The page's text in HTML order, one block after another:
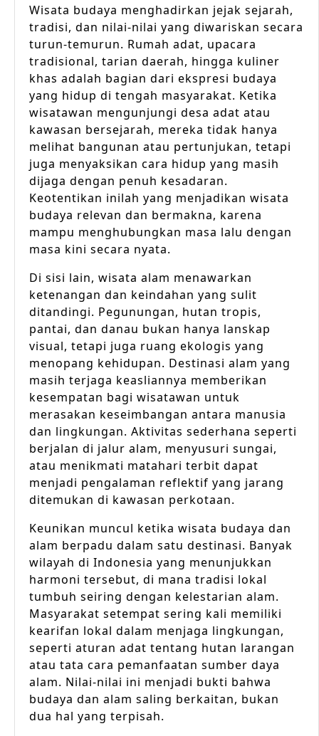
Wisata budaya menghadirkan jejak sejarah,
tradisi, dan nilai-nilai yang diwariskan secara
turun-temurun. Rumah adat, upacara
tradisional, tarian daerah, hingga kuliner
khas adalah bagian dari ekspresi budaya
yang hidup di tengah masyarakat. Ketika
wisatawan mengunjungi desa adat atau
kawasan bersejarah, mereka tidak hanya
melihat bangunan atau pertunjukan, tetapi
juga menyaksikan cara hidup yang masih
dijaga dengan penuh kesadaran.
Keotentikan inilah yang menjadikan wisata
budaya relevan dan bermakna, karena
mampu menghubungkan masa lalu dengan
masa kini secara nyata.
Di sisi lain, wisata alam menawarkan
ketenangan dan keindahan yang sulit
ditandingi. Pegunungan, hutan tropis,
pantai, dan danau bukan hanya lanskap
visual, tetapi juga ruang ekologis yang
menopang kehidupan. Destinasi alam yang
masih terjaga keasliannya memberikan
kesempatan bagi wisatawan untuk
merasakan keseimbangan antara manusia
dan lingkungan. Aktivitas sederhana seperti
berjalan di jalur alam, menyusuri sungai,
atau menikmati matahari terbit dapat
menjadi pengalaman reflektif yang jarang
ditemukan di kawasan perkotaan.
Keunikan muncul ketika wisata budaya dan
alam berpadu dalam satu destinasi. Banyak
wilayah di Indonesia yang menunjukkan
harmoni tersebut, di mana tradisi lokal
tumbuh seiring dengan kelestarian alam.
Masyarakat setempat sering kali memiliki
kearifan lokal dalam menjaga lingkungan,
seperti aturan adat tentang hutan larangan
atau tata cara pemanfaatan sumber daya
alam. Nilai-nilai ini menjadi bukti bahwa
budaya dan alam saling berkaitan, bukan
dua hal yang terpisah.